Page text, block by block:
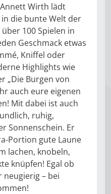
Wirth lädt
die bunte Welt der
100 Spielen in
Geschmack etwas
Kniffel oder
Highlights wie
„Die Burgen von
auch eure eigenen
Mit dabei ist auch
ruhig,
Sonnenschein. Er
Portion gute Laune
lachen, knobeln,
knüpfen! Egal ob
– bei